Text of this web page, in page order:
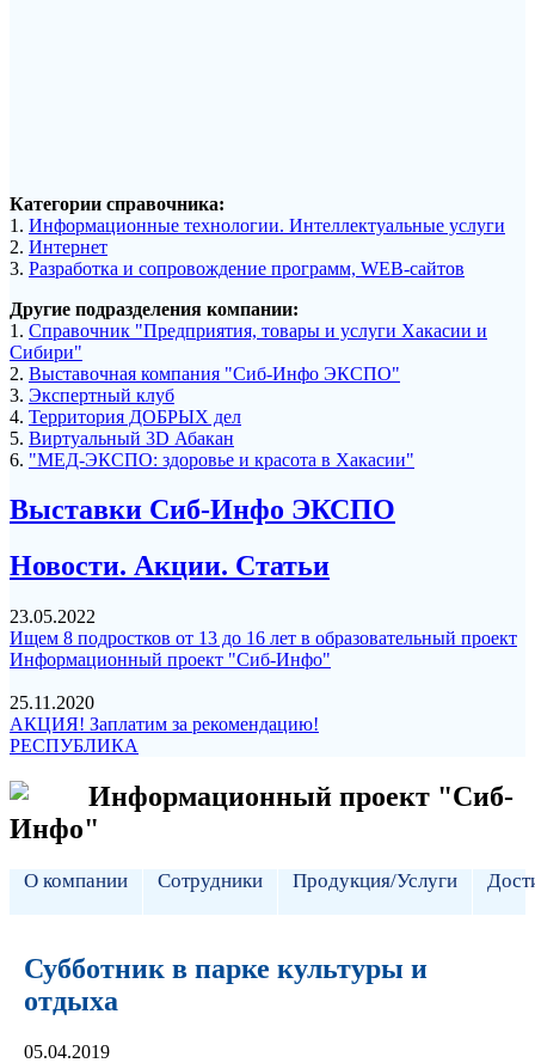
Категории справочника:
1. Информационные технологии. Интеллектуальные услуги
2. Интернет
3. Разработка и сопровождение программ, WEB-сайтов
Другие подразделения компании:
1. Справочник "Предприятия, товары и услуги Хакасии и
Сибири"
2. Выставочная компания "Сиб-Инфо ЭКСПО"
3. Экспертный клуб
4. Территория ДОБРЫХ дел
5. Виртуальный 3D Абакан
6. "МЕД-ЭКСПО: здоровье и красота в Хакасии"
Выставки Сиб-Инфо ЭКСПО
Новости. Акции. Статьи
23.05.2022
Ищем 8 подростков от 13 до 16 лет в образовательный проект
Информационный проект "Сиб-Инфо"
25.11.2020
АКЦИЯ! Заплатим за рекомендацию!
РЕСПУБЛИКА
Информационный проект "Сиб-
Инфо"
О компании Сотрудники Продукция/Услуги
Субботник в парке культуры и
отдыха
05.04.2019